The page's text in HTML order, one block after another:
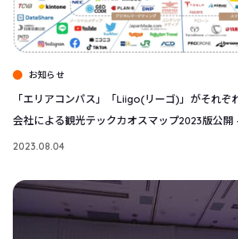
お知らせ
「エリアコンパス」「Liigo(リーゴ)」がそれぞ
会社による観光テックカオスマップ2023版公開
2023.08.04